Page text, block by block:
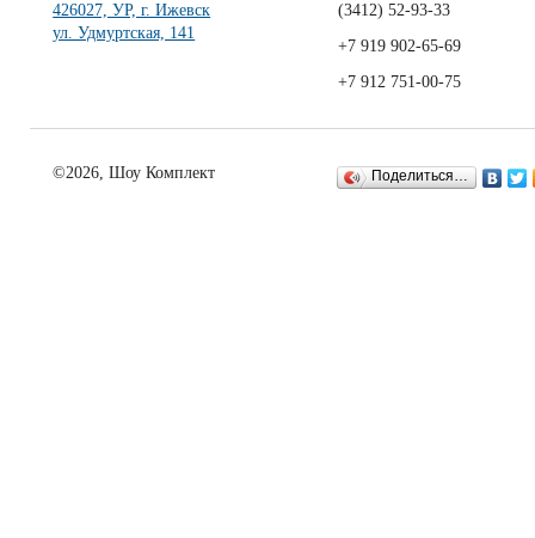
426027, УР, г. Ижевск
ул. Удмуртская, 141
(3412) 52-93-33
+7 919 902-65-69
+7 912 751-00-75
©2026, Шоу Комплект Поделиться…